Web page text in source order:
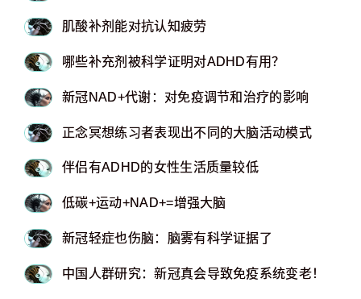
肌酸补剂能对抗认知疲劳
哪些补充剂被科学证明对ADHD有用？
新冠NAD+代谢：对免疫调节和治疗的影响
正念冥想练习者表现出不同的大脑活动模式
伴侣有ADHD的女性生活质量较低
低碳+运动+NAD+=增强大脑
新冠轻症也伤脑：脑雾有科学证据了
中国人群研究：新冠真会导致免疫系统变老！